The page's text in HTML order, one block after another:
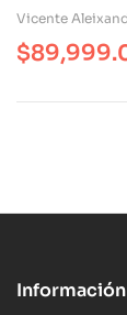
Vicente
$